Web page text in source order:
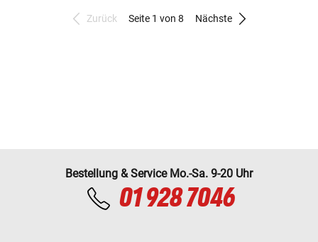
Zurück Seite 1 von 8 Nächste
Bestellung & Service Mo.-Sa. 9-20 Uhr
01 928 7046